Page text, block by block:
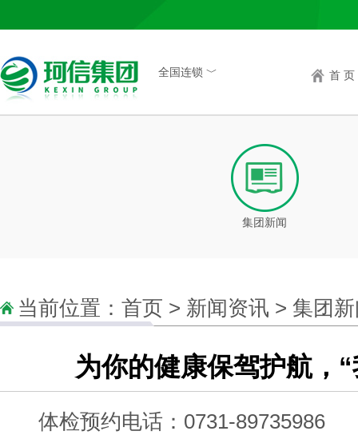
全国连锁 ﹀ 首 页
集团新闻
当前位置： 首页 > 新闻资讯 > 集团
为你的健康保驾护航，
体检预约电话：0731-89735986